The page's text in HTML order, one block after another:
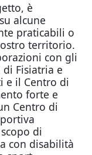
è
alcune
praticabili o
territorio.
con gli
di Fisiatria e
e il Centro di
forte e
Centro di
di
con disabilità